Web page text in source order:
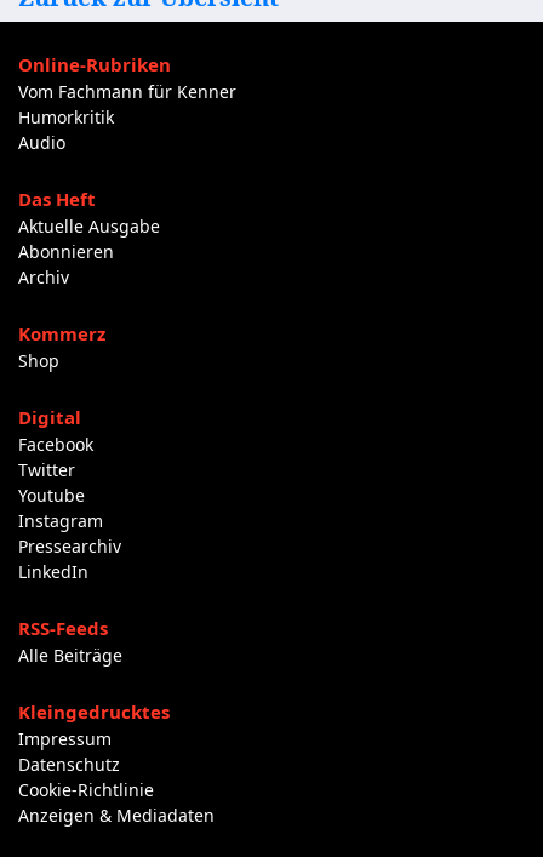
Online-Rubriken
Vom Fachmann für Kenner
Humorkritik
Audio
Das Heft
Aktuelle Ausgabe
Abonnieren
Archiv
Kommerz
Shop
Digital
Facebook
Twitter
Youtube
Instagram
Pressearchiv
LinkedIn
RSS-Feeds
Alle Beiträge
Kleingedrucktes
Impressum
Datenschutz
Cookie-Richtlinie
Anzeigen & Mediadaten